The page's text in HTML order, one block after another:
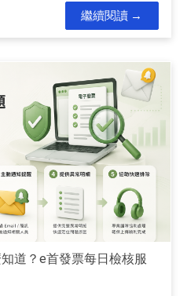
繼續閱讀
道？e首發票每日檢核服